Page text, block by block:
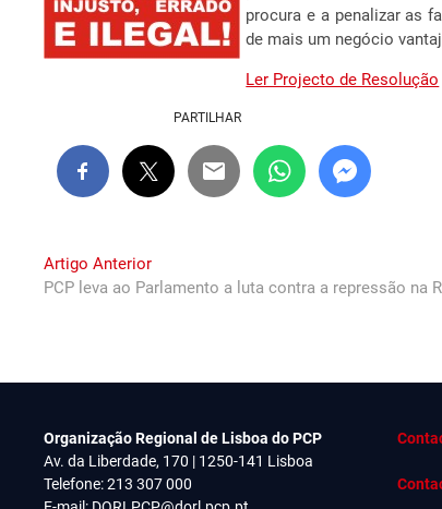
procura e a penalizar as
de mais um negócio
Ler Projecto de Resolução
PARTILHAR
Navegação
de
Artigo AnteriorPrevious
post:
PCP leva ao Parlamento a luta contra a repressão na
Organização Regional de Lisboa do PCP
Av. da Liberdade, 170 | 1250-141 Lisboa
Telefone: 213 307 000